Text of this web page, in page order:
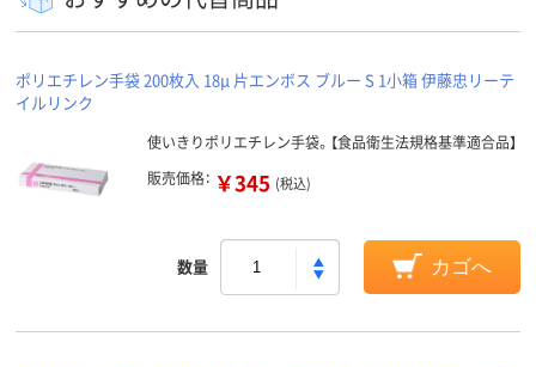
ポリエチレン手袋 200枚入 18μ 片エンボス ブルー S 1小箱 伊藤忠リーテ
イルリンク
使いきりポリエチレン手袋。【食品衛生法規格基準適合品】
販売価格： ￥345 (税込)
数量 カゴへ